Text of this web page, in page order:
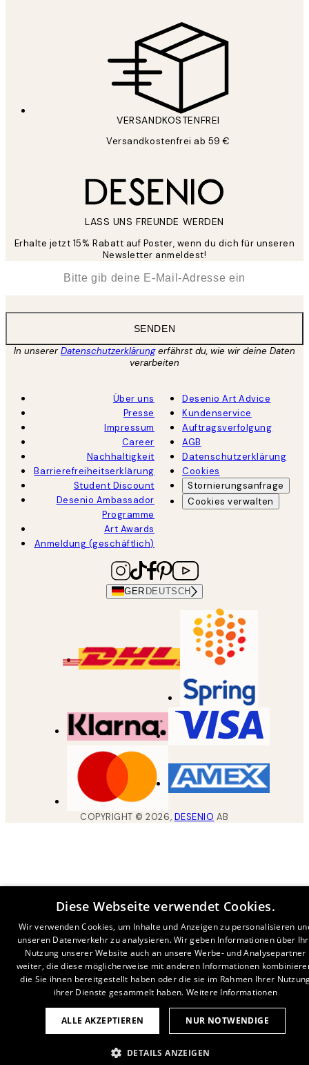
VERSANDKOSTENFREI
Versandkostenfrei ab 59 €
LASS UNS FREUNDE WERDEN
Erhalte jetzt 15% Rabatt auf Poster, wenn du dich für unseren
Newsletter anmeldest!
SENDEN
In unsererDatenschutzerklärungerfährst du, wie wir deine Daten
verarbeiten
Über uns
Presse
Impressum
Career
Nachhaltigkeit
Barrierefreiheitserklärung
Student Discount
Desenio Ambassador
Programme
Art Awards
Anmeldung (geschäftlich)
Desenio Art Advice
Kundenservice
Auftragsverfolgung
AGB
Datenschutzerklärung
Cookies
Stornierungsanfrage
Cookies verwalten
GER DEUTSCH
COPYRIGHT ©2026, DESENIO AB
Diese Webseite verwendet Cookies.
Wir verwenden Cookies, um Inhalte und Anzeigen zu personalisieren
unseren Datenverkehr zu analysieren. Wir geben Informationen über
Nutzung unserer Website auch an unsere Werbe- und Analysepartner
weiter, die diese möglicherweise mit anderen Informationen
die Sie ihnen bereitgestellt haben oder die sie im Rahmen Ihrer
ihrer Dienste gesammelt haben. Weitere Informationen
ALLE AKZEPTIEREN NUR NOTWENDIGE
DETAILS ANZEIGEN